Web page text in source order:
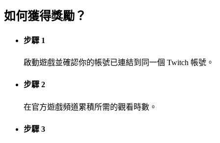
如何獲得獎勵？
步驟 1
啟動遊戲並確認你的帳號已連結到同一個 Twitch 帳號。
步驟 2
在官方遊戲頻道累積所需的觀看時數。
步驟 3